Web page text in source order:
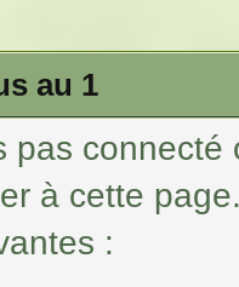
au 1
pas
à cette
: